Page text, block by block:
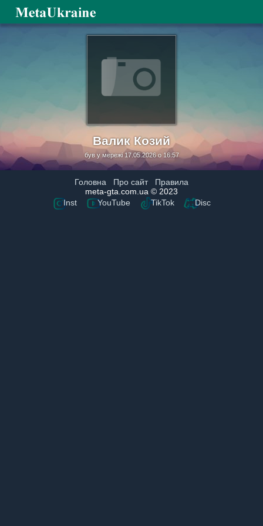
Валик Козий
був у мережі 17.05.2026 о 16:57
Головна Про сайт
Правила
meta-gta.com.ua © 2023
Inst
YouTube TikTok Disc